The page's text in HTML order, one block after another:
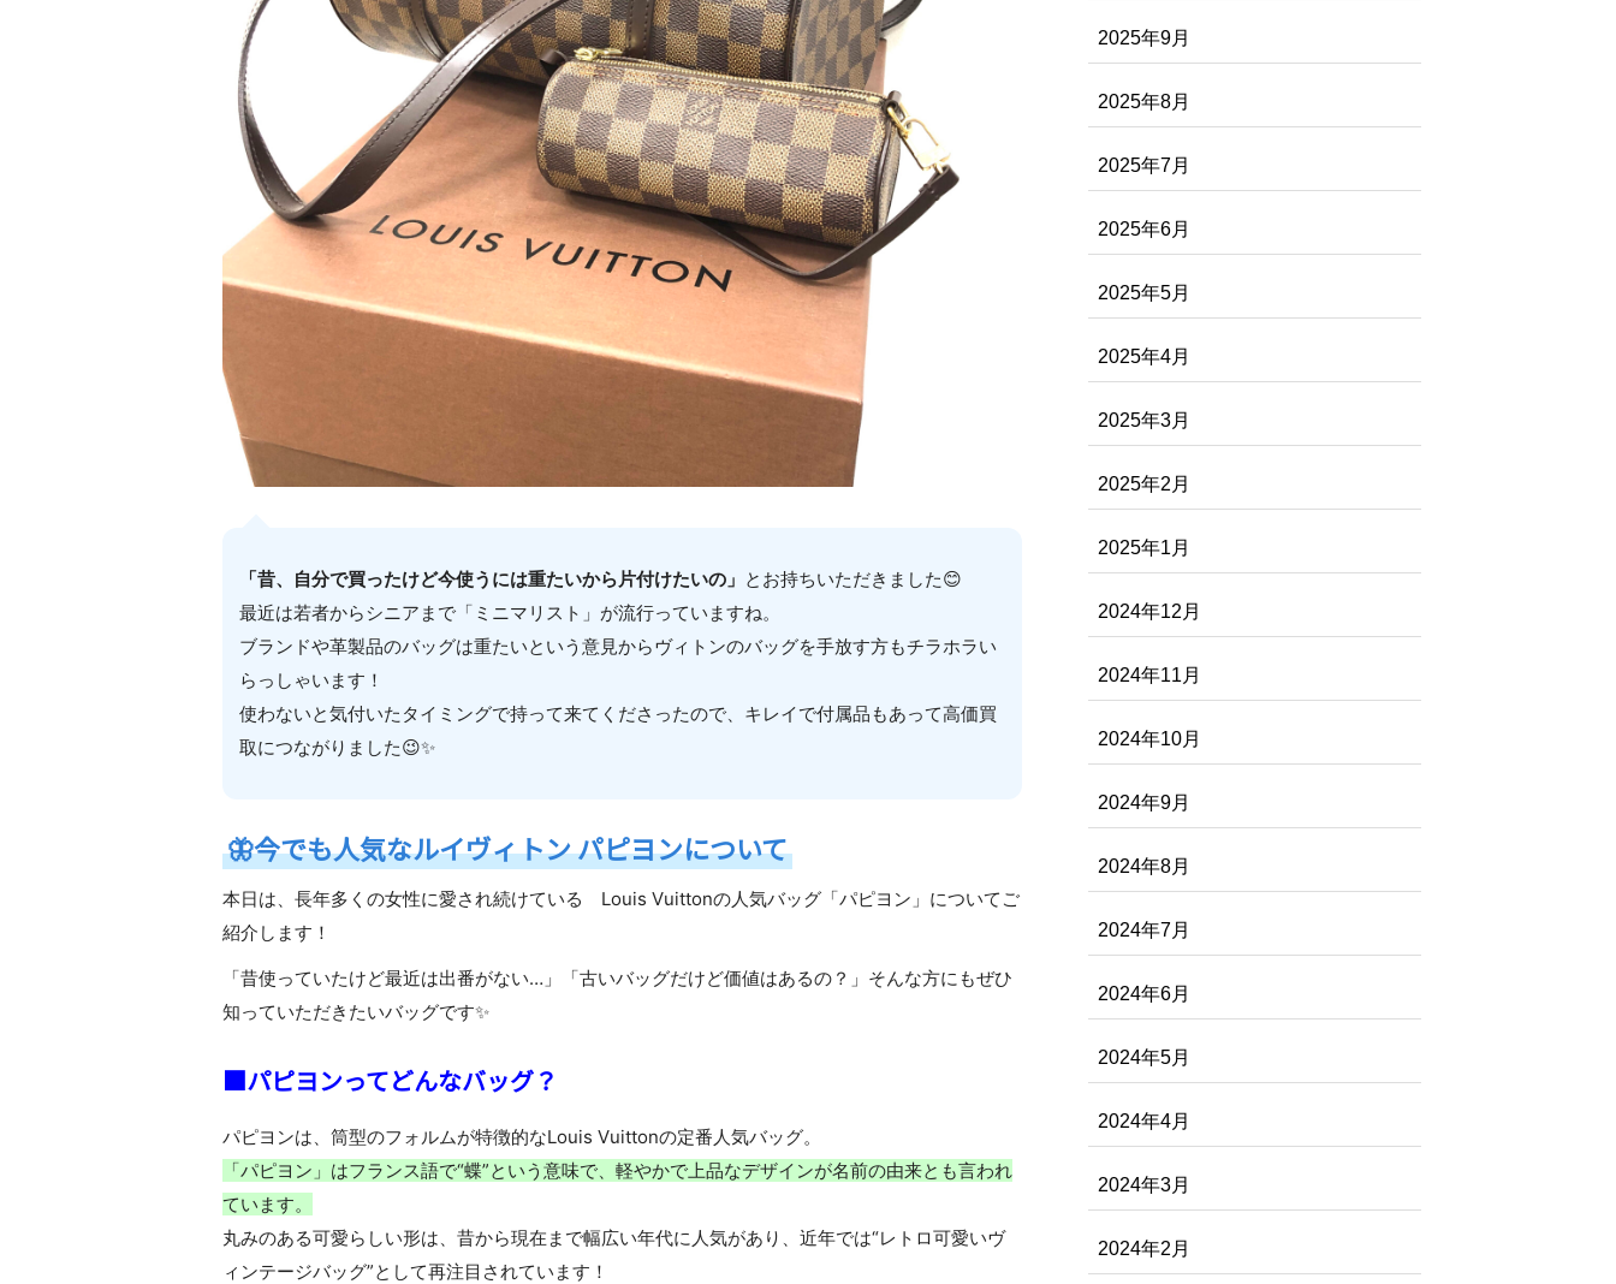
「昔、自分で買ったけど今使うには重たいから片付けたいの」 とお持ちいただきました😊
最近は若者からシニアまで「ミニマリスト」が流行っていますね。
ブランドや革製品のバッグは重たいという意見からヴィトンのバッグを手放す方もチラホラい
らっしゃいます！
使わないと気付いたタイミングで持って来てくださったので、キレイで付属品もあって高価買
取につながりました😉✨
🦋今でも人気なルイヴィトン パピヨンについて
本日は、長年多くの女性に愛され続けている Louis Vuittonの人気バッグ「パピヨン」についてご
紹介します！
「昔使っていたけど最近は出番がない…」「古いバッグだけど価値はあるの？」そんな方にもぜひ
知っていただきたいバッグです✨
■パピヨンってどんなバッグ？
パピヨンは、筒型のフォルムが特徴的なLouis Vuittonの定番人気バッグ。
「パピヨン」はフランス語で“蝶”という意味で、軽やかで上品なデザインが名前の由来とも言われ
ています。
丸みのある可愛らしい形は、昔から現在まで幅広い年代に人気があり、近年では“レトロ可愛いヴ
ィンテージバッグ”として再注目されています！
2025年9月
2025年8月
2025年7月
2025年6月
2025年5月
2025年4月
2025年3月
2025年2月
2025年1月
2024年12月
2024年11月
2024年10月
2024年9月
2024年8月
2024年7月
2024年6月
2024年5月
2024年4月
2024年3月
2024年2月